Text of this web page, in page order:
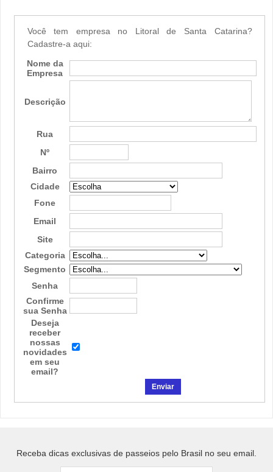
Você tem empresa no Litoral de Santa Catarina?
Cadastre-a aqui:
Nome da
Empresa
Descrição
Rua
Nº
Bairro
Cidade
Fone
Email
Site
Categoria
Segmento
Senha
Confirme
sua Senha
Deseja
receber
nossas
novidades
em seu
email?
Receba dicas exclusivas de passeios pelo Brasil no seu email.